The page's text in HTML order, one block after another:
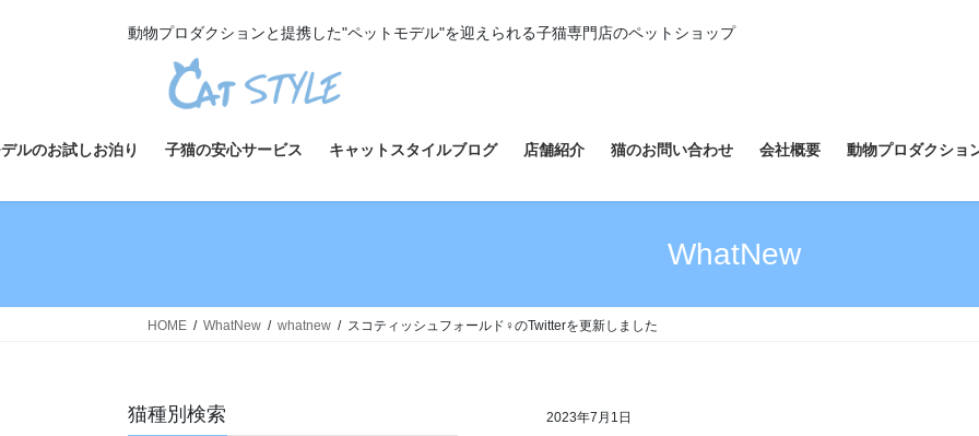
へ
ョ
動物プロダクションと提携した"ペットモデル"を迎えられる子猫専門店のペットショップ
ルのお試しお泊り 子猫の安心サービス キャットスタイルブログ 店舗紹介 猫のお問い合わせ 会社概要 動物プロダクショ
WhatNew
HOME WhatNew whatnew スコティッシュフォールド♀のTwitterを更新しました
2023年7月1日
猫種別検索